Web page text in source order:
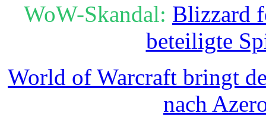
WoW-Skandal: Blizzard
beteiligte
World of Warcraft bringt
nach